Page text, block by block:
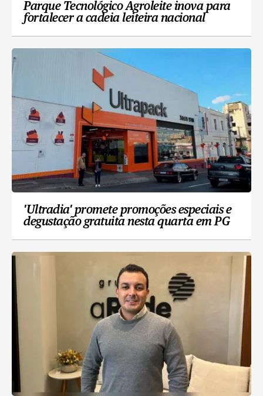
Parque Tecnológico Agroleite inova para
fortalecer a cadeia leiteira nacional
'Ultradia' promete promoções especiais e
degustação gratuita nesta quarta em PG